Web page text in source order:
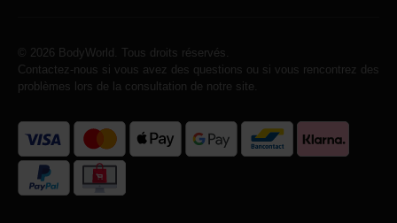
© 2026 BodyWorld. Tous droits réservés.
Contactez-nous si vous avez des questions ou si vous rencontrez des
problèmes lors de la consultation de notre site.